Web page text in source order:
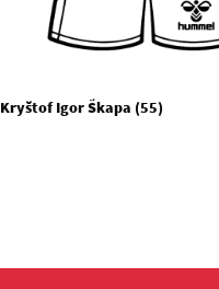
Kryštof Igor Škapa (55)